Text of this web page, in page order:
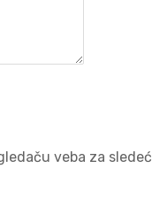
veba za